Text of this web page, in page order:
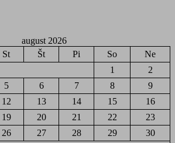
august 2026
St Št Pi So
Ne
1
2
5 6 7 8
9
12 13 14 15
16
19 20 21 22
23
26 27 28 29
30